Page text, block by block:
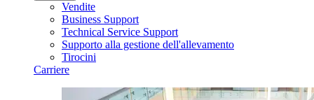
Vendite
Business Support
Technical Service Support
Supporto alla gestione dell'allevamento
Tirocini
Carriere